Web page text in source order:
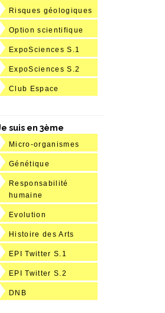
Risques géologiques
Option scientifique
ExpoSciences S.1
ExpoSciences S.2
Club Espace
suis en 3ème
Micro-organismes
Génétique
Responsabilité
humaine
Evolution
Histoire des Arts
EPI Twitter S.1
EPI Twitter S.2
DNB